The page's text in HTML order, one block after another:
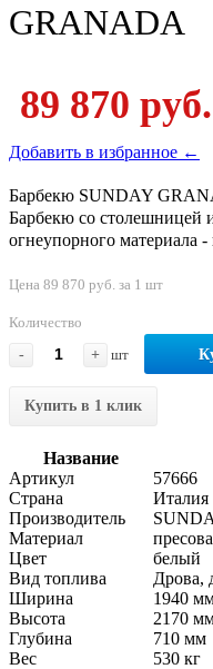
GRANADA
89 870 руб.
Добавить в избранное ←
Барбекю SUNDAY
Барбекю со столешницей
огнеупорного материала
Цена 89 870 руб. за 1 шт
Количество
-
+ шт
Купить в 1 клик
Название
Артикул
57666
Страна
Италия
Производитель
Материал
Цвет
белый
Вид топлива
Дрова,
Ширина
1940
Высота
2170
Глубина
710 мм
Вес
530 кг